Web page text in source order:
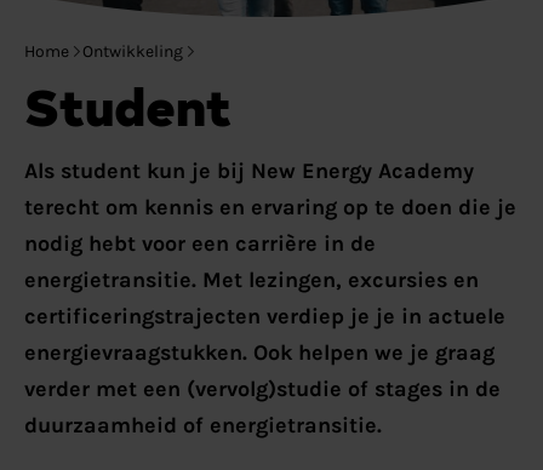
Home Ontwikkeling
Student
Als student kun je bij New Energy Academy
terecht om kennis en ervaring op te doen die je
nodig hebt voor een carrière in de
energietransitie. Met lezingen, excursies en
certificeringstrajecten verdiep je je in actuele
energievraagstukken. Ook helpen we je graag
verder met een (vervolg)studie of stages in de
duurzaamheid of energietransitie.